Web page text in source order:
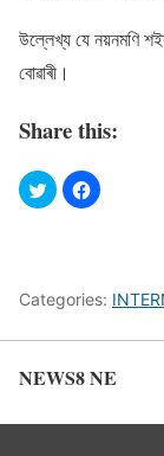
উল্লেখ্য যে নয়নমণি
বােৱাৰী।
Share this:
Categories:
NEWS8 NE